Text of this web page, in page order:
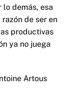
demás, esa
de ser en
productivas
ya no juega
Artous